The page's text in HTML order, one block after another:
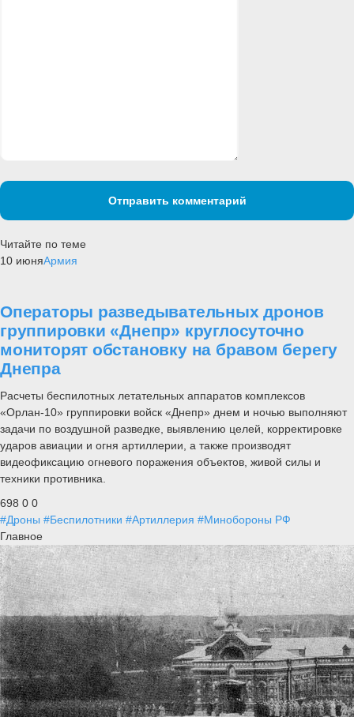
Отправить комментарий
Читайте по теме
10 июняАрмия
Операторы разведывательных дронов
группировки «Днепр» круглосуточно
мониторят обстановку на бравом берегу
Днепра
Расчеты беспилотных летательных аппаратов комплексов
«Орлан-10» группировки войск «Днепр» днем и ночью выполняют
задачи по воздушной разведке, выявлению целей, корректировке
ударов авиации и огня артиллерии, а также производят
видеофиксацию огневого поражения объектов, живой силы и
техники противника.
698 0 0
#Дроны #Беспилотники #Артиллерия #Минобороны РФ
Главное